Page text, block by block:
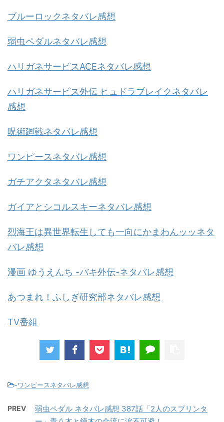
ブルーロックネタバレ感想
弱虫ペダルネタバレ感想
ハリガネサービスACEネタバレ感想
ハリガネサービス外伝 ヒュドラブレイクネタバレ
感想
呪術廻戦ネタバレ感想
ワンピースネタバレ感想
ガチアクタネタバレ感想
ガイアとシコルスキーネタバレ感想
烈海王は異世界転生しても一向にかまわんッッネタ
バレ感想
漫画 ゆうえんち -バキ外伝-ネタバレ感想
あつまれ！ふしぎ研究部ネタバレ感想
TV番組
-ワンピースネタバレ感想
PREV
弱虫ペダル ネタバレ感想 387話「2人のスプリンタ